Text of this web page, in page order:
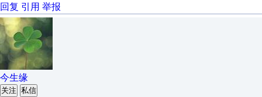
回复 引用 举报
今生缘
关注 私信